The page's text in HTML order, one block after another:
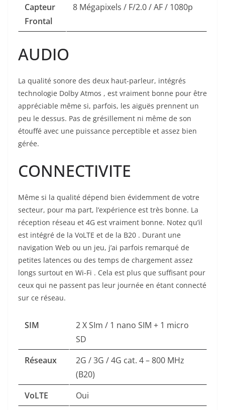
Capteur
Frontal
8 Mégapixels / F/2.0 / AF / 1080p
AUDIO
La qualité sonore des deux haut-parleur, intégrés
technologie Dolby Atmos , est vraiment bonne pour être
appréciable même si, parfois, les aiguës prennent un
peu le dessus. Pas de grésillement ni même de son
étouffé avec une puissance perceptible et assez bien
gérée.
CONNECTIVITE
Même si la qualité dépend bien évidemment de votre
secteur, pour ma part, l’expérience est très bonne. La
réception réseau et 4G est vraiment bonne. Notez qu’il
est intégré de la VoLTE et de la B20 . Durant une
navigation Web ou un jeu, j’ai parfois remarqué de
petites latences ou des temps de chargement assez
longs surtout en Wi-Fi . Cela est plus que suffisant pour
ceux qui ne passent pas leur journée en étant connecté
sur ce réseau.
SIM
2 X SIm / 1 nano SIM + 1 micro
SD
Réseaux
2G / 3G / 4G cat. 4 – 800 MHz
(B20)
VoLTE
Oui